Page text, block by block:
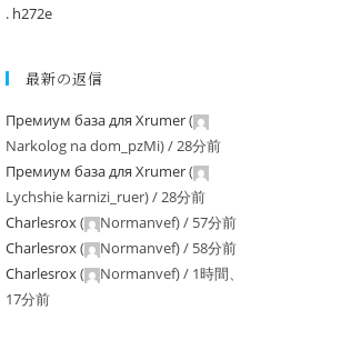
. h272e
最新の返信
Премиум база для Xrumer(
Narkolog na dom_pzMi) /28分前
Премиум база для Xrumer(
Lychshie karnizi_ruer) /28分前
Charlesrox( Normanvef) / 57分前
Charlesrox( Normanvef) / 58分前
Charlesrox( Normanvef) / 1時間、
17分前